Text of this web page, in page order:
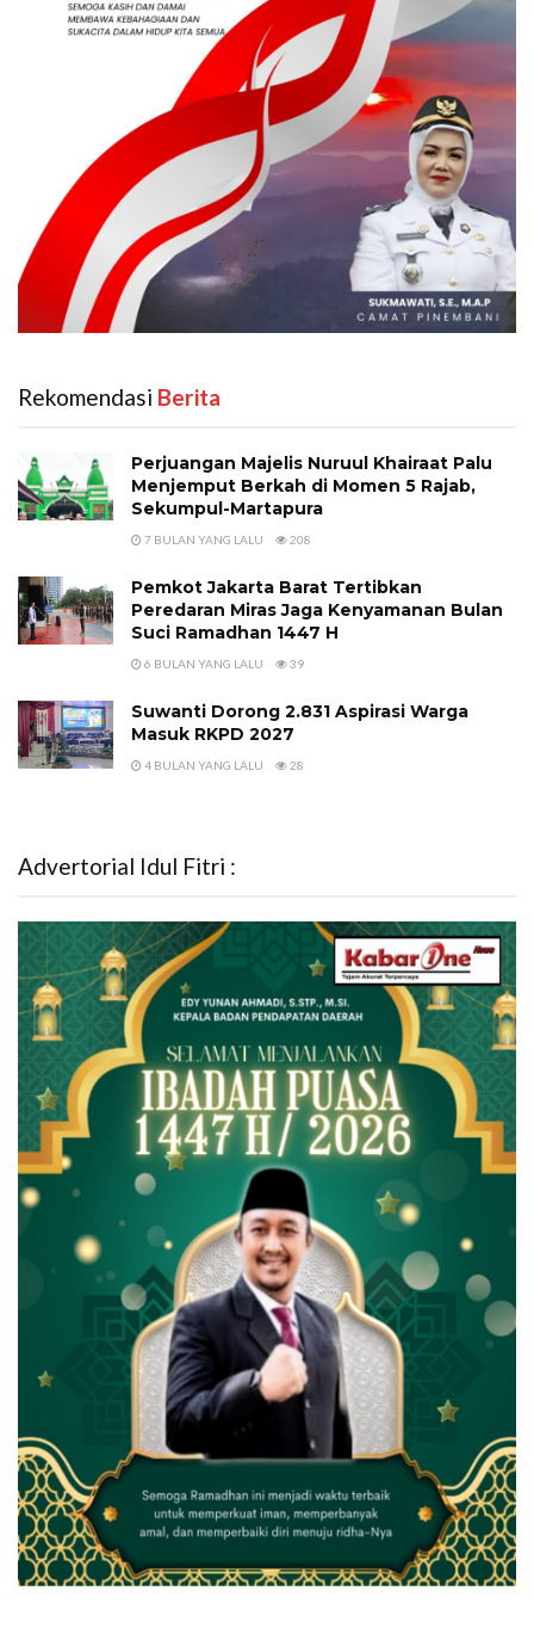
Rekomendasi ‎ Berita
Perjuangan Majelis Nuruul Khairaat Palu
Menjemput Berkah di Momen 5 Rajab,
Sekumpul-Martapura
7 BULAN YANG LALU 208
Pemkot Jakarta Barat Tertibkan
Peredaran Miras Jaga Kenyamanan Bulan
Suci Ramadhan 1447 H
6 BULAN YANG LALU 39
Suwanti Dorong 2.831 Aspirasi Warga
Masuk RKPD 2027
4 BULAN YANG LALU 28
Advertorial Idul Fitri :